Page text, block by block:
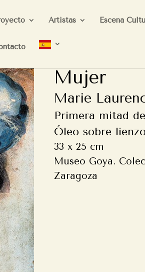
Artistas Escena
Mujer
Marie
Primera mitad
Óleo sobre lienzo
33 x 25 cm
Museo Goya.
Zaragoza